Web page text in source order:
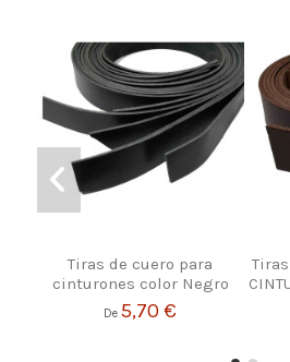
Tiras de cuero para
cinturones color Negro
De5,70 €